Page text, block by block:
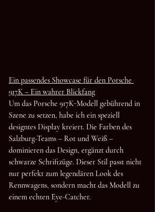
Ein passendes Showcase für den Porsche
917K – Ein wahrer Blickfang
Um das Porsche 917K-Modell gebührend in
Szene zu setzen, habe ich ein speziell
designtes Display kreiert. Die Farben des
Salzburg-Teams – Rot und Weiß –
dominieren das Design, ergänzt durch
schwarze Schriftzüge. Dieser Stil passt nicht
nur perfekt zum legendären Look des
Rennwagens, sondern macht das Modell zu
einem echten Eye-Catcher.